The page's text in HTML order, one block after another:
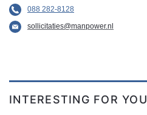
088 282-8128
sollicitaties@manpower.nl
INTERESTING FOR YOU